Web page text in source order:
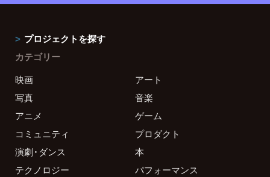
プロジェクトを探す
カテゴリー
映画
アート
写真
音楽
アニメ
ゲーム
コミュニティ
プロダクト
演劇・ダンス
本
テクノロジー
パフォーマンス